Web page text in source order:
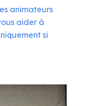
animateurs
aider à
si